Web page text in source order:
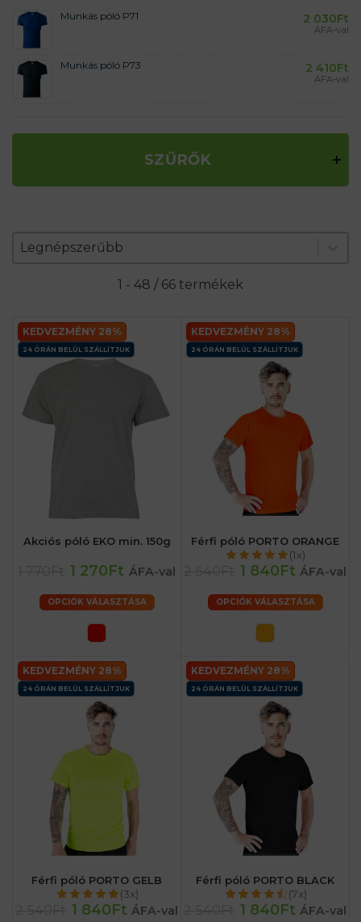
Munkás póló P71 2 030Ft
ÁFA-val
Munkás póló P73 2 410Ft
ÁFA-val
SZŰRŐK
Zoradenie produktov
Sort content
Legnépszerűbb
Sort content
1 - 48 / 66 termékek
KEDVEZMÉNY 28%
24 ÓRÁN BELÜL SZÁLLÍTJUK
Akciós póló EKO min. 150g
1 270Ft ÁFA-val
OPCIÓK VÁLASZTÁSA
KEDVEZMÉNY 28%
24 ÓRÁN BELÜL SZÁLLÍTJUK
Férfi póló PORTO ORANGE
(1x)
1 840Ft ÁFA-val
OPCIÓK VÁLASZTÁSA
KEDVEZMÉNY 28%
24 ÓRÁN BELÜL SZÁLLÍTJUK
Férfi póló PORTO GELB
(3x)
1 840Ft ÁFA-val
KEDVEZMÉNY 28%
24 ÓRÁN BELÜL SZÁLLÍTJUK
Férfi póló PORTO BLACK
(7x)
1 840Ft ÁFA-val